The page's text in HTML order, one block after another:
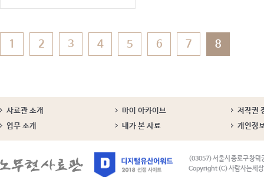
춤도 췄다는 그 시절 노 변호사
다.
1 2 3 4 5 6 7 8
사료관 소개 마이 아카이브
저작권
업무 소개
내가 본 사료 개인정
(03057) 서울시 종로구 창덕
Copyright (C) 사람사는세